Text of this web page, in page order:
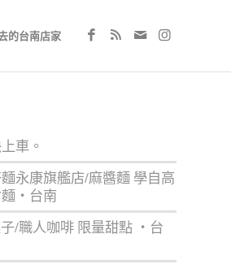
的台南店家
車。
永康旗艦店/麻醬麵 學自高
麵‧台南
/職人咖啡 限量甜點 ‧台